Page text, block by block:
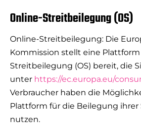
Online-Streitbeilegung (OS)
Online-Streitbeilegung: Die
Kommission stellt eine
Streitbeilegung (OS) bereit, die
unter https://ec.europa.eu/
Verbraucher haben die
Plattform für die Beilegung
nutzen.